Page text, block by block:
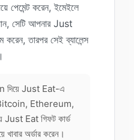
করেন, ইমেইলে
সেটি আপনার Just
করেন, তারপর সেই ব্যালেন্স
দিয়ে Just Eat-এ
Bitcoin, Ethereum,
Just Eat গিফট কার্ড
খাবার অর্ডার করেন।